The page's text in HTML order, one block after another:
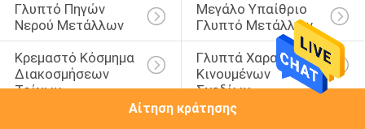
Γλυπτό Πηγών
Νερού Μετάλλων
Μεγάλο Υπαίθριο
Γλυπτό Μετάλλων
Κρεμαστό Κόσμημα
Διακοσμήσεων
Τοίχων
Γλυπτά Χαρακτήρα
Κινουμένων
Σχεδίων
Αίτηση κράτησης